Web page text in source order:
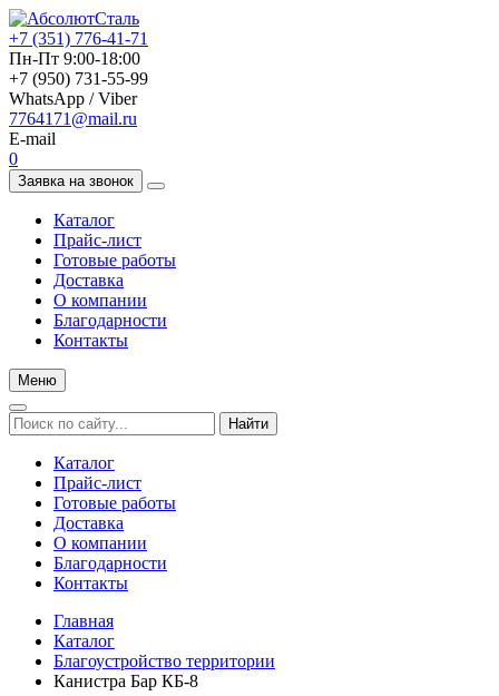
+7 (351) 776-41-71
Пн-Пт 9:00-18:00
+7 (950) 731-55-99
WhatsApp / Viber
7764171@mail.ru
E-mail
0
Заявка на звонок
Каталог
Прайс-лист
Готовые работы
Доставка
О компании
Благодарности
Контакты
Меню
Найти
Каталог
Прайс-лист
Готовые работы
Доставка
О компании
Благодарности
Контакты
Главная
Каталог
Благоустройство территории
Канистра Бар КБ-8